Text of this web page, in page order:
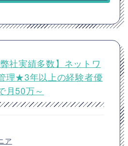
社実績多数】ネットワ
理★3年以上の経験者優
月50万～
ア